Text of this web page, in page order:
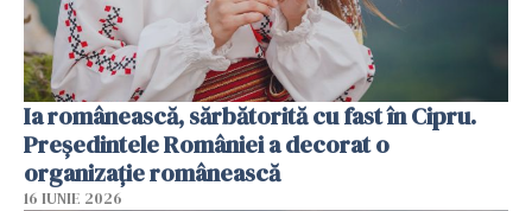
Ia românească, sărbătorită cu fast în Cipru.
Președintele României a decorat o
organizație românească
16 IUNIE 2026